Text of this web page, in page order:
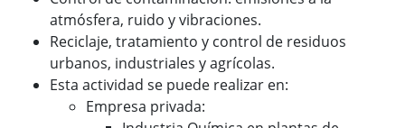
atmósfera, ruido y vibraciones.
Reciclaje, tratamiento y control de residuos
urbanos, industriales y agrícolas.
Esta actividad se puede realizar en:
Empresa privada: